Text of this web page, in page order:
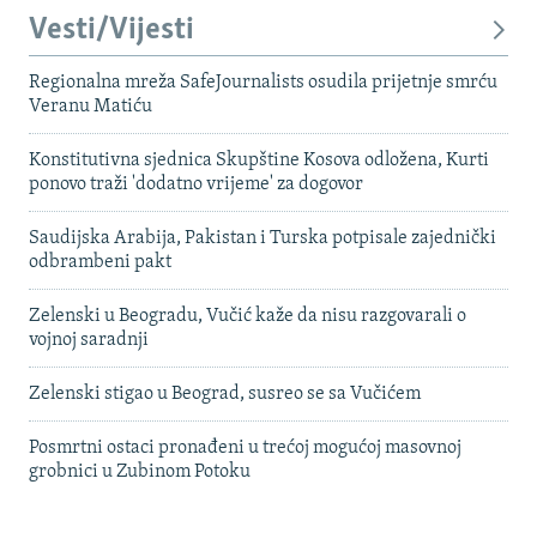
Vesti/Vijesti
Regionalna mreža SafeJournalists osudila prijetnje smrću
Veranu Matiću
Konstitutivna sjednica Skupštine Kosova odložena, Kurti
ponovo traži 'dodatno vrijeme' za dogovor
Saudijska Arabija, Pakistan i Turska potpisale zajednički
odbrambeni pakt
Zelenski u Beogradu, Vučić kaže da nisu razgovarali o
vojnoj saradnji
Zelenski stigao u Beograd, susreo se sa Vučićem
Posmrtni ostaci pronađeni u trećoj mogućoj masovnoj
grobnici u Zubinom Potoku